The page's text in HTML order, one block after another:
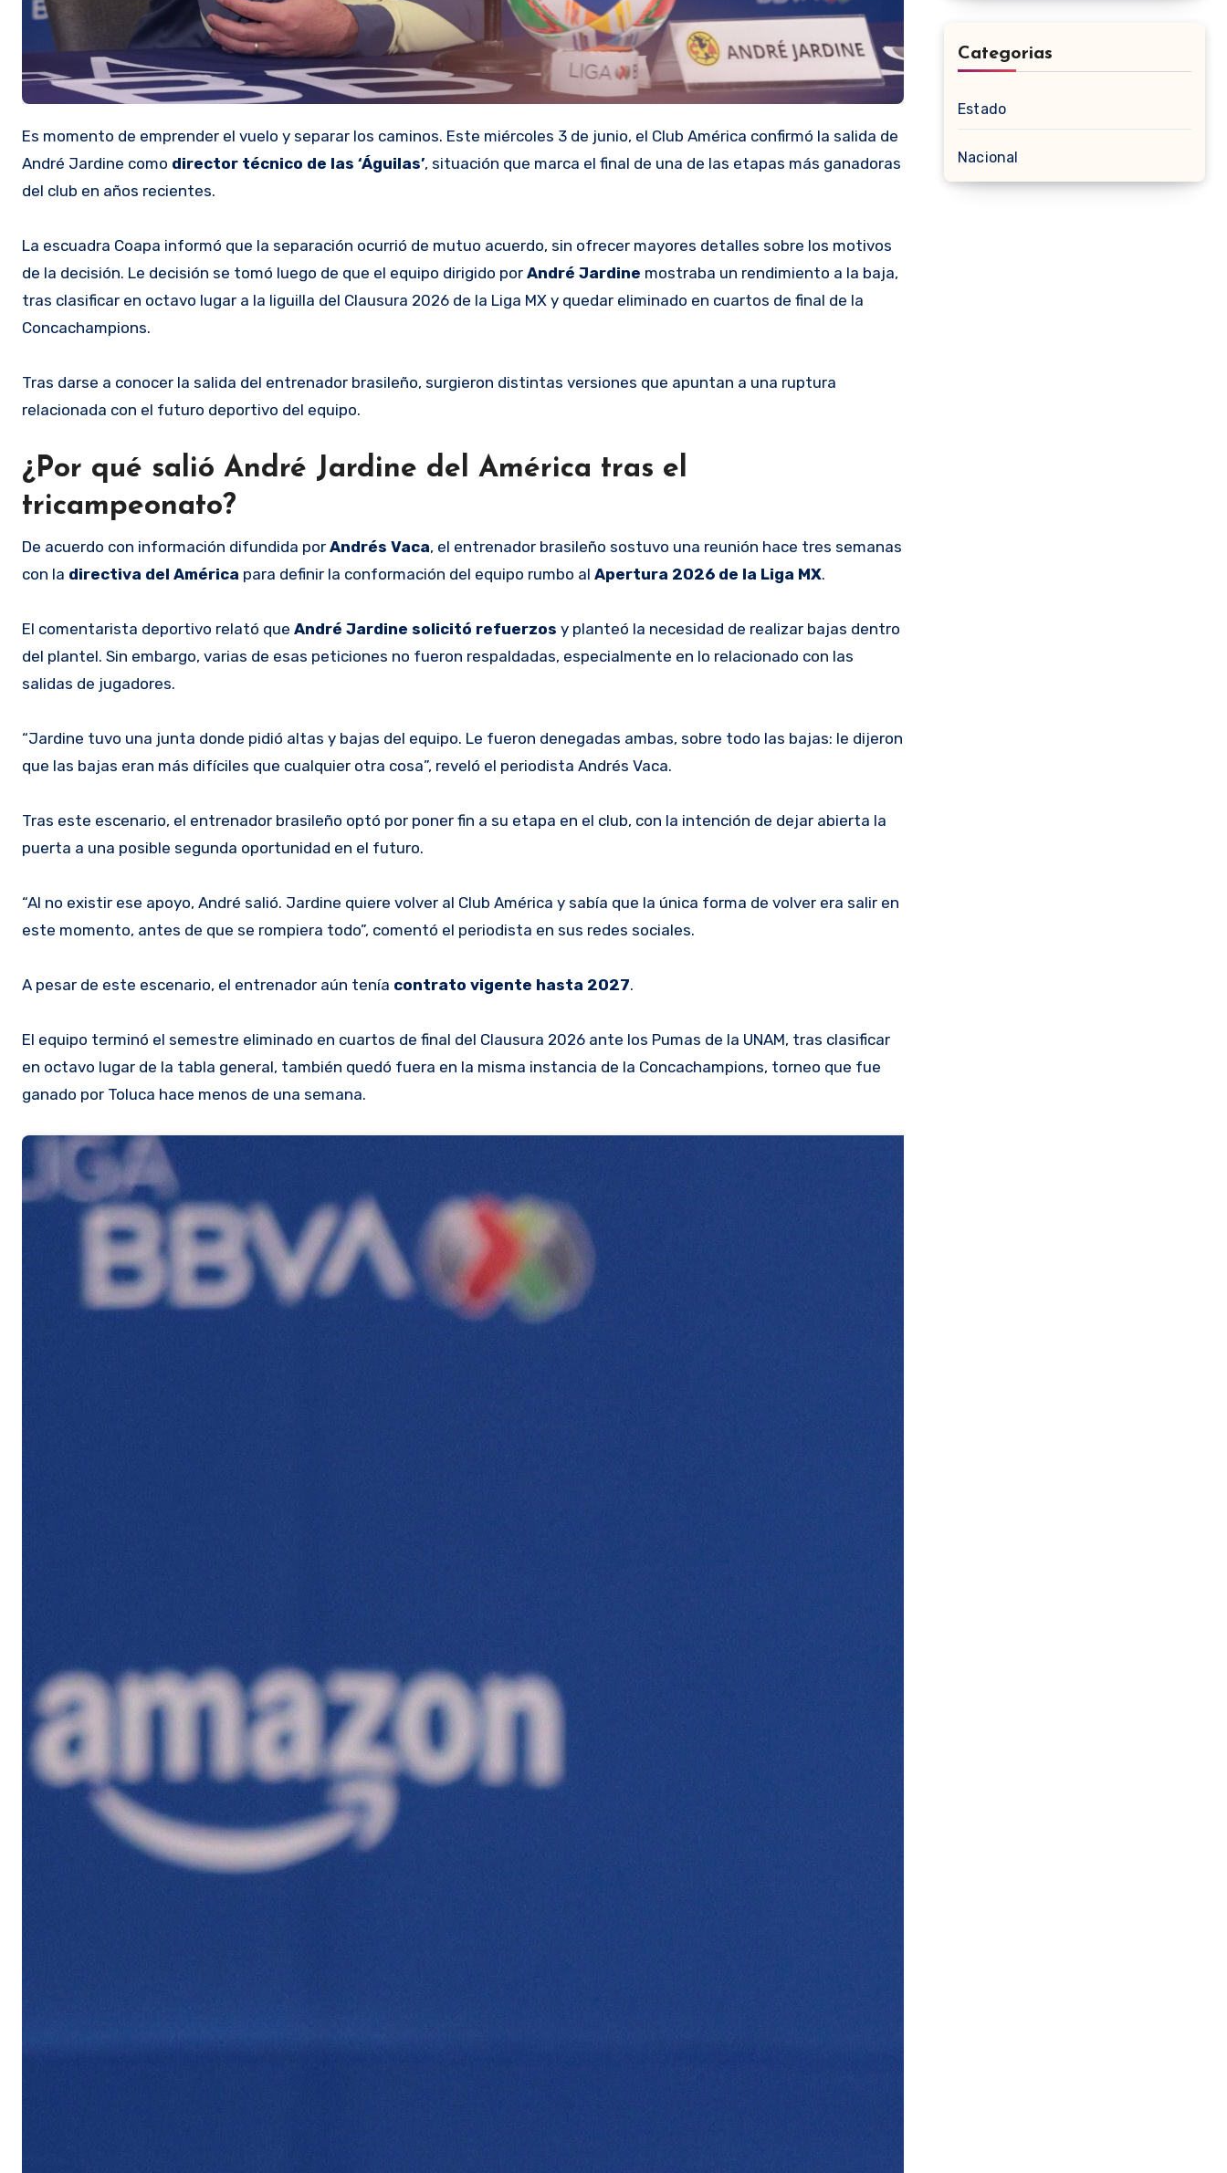
Es momento de emprender el vuelo y separar los caminos. Este miércoles 3 de junio, el Club América confirmó la salida de
André Jardine como director técnico de las ‘Águilas’, situación que marca el final de una de las etapas más ganadoras
del club en años recientes.
La escuadra Coapa informó que la separación ocurrió de mutuo acuerdo, sin ofrecer mayores detalles sobre los motivos
de la decisión. Le decisión se tomó luego de que el equipo dirigido por André Jardine mostraba un rendimiento a la baja,
tras clasificar en octavo lugar a la liguilla del Clausura 2026 de la Liga MX y quedar eliminado en cuartos de final de la
Concachampions.
Tras darse a conocer la salida del entrenador brasileño, surgieron distintas versiones que apuntan a una ruptura
relacionada con el futuro deportivo del equipo.
¿Por qué salió André Jardine del América tras el
tricampeonato?
De acuerdo con información difundida por Andrés Vaca, el entrenador brasileño sostuvo una reunión hace tres semanas
con la directiva del América para definir la conformación del equipo rumbo al Apertura 2026 de la Liga MX.
El comentarista deportivo relató que André Jardine solicitó refuerzos y planteó la necesidad de realizar bajas dentro
del plantel. Sin embargo, varias de esas peticiones no fueron respaldadas, especialmente en lo relacionado con las
salidas de jugadores.
“Jardine tuvo una junta donde pidió altas y bajas del equipo. Le fueron denegadas ambas, sobre todo las bajas: le dijeron
que las bajas eran más difíciles que cualquier otra cosa”, reveló el periodista Andrés Vaca.
Tras este escenario, el entrenador brasileño optó por poner fin a su etapa en el club, con la intención de dejar abierta la
puerta a una posible segunda oportunidad en el futuro.
“Al no existir ese apoyo, André salió. Jardine quiere volver al Club América y sabía que la única forma de volver era salir en
este momento, antes de que se rompiera todo”, comentó el periodista en sus redes sociales.
A pesar de este escenario, el entrenador aún tenía contrato vigente hasta 2027.
El equipo terminó el semestre eliminado en cuartos de final del Clausura 2026 ante los Pumas de la UNAM, tras clasificar
en octavo lugar de la tabla general, también quedó fuera en la misma instancia de la Concachampions, torneo que fue
ganado por Toluca hace menos de una semana.
Categorias
Estado
Nacional